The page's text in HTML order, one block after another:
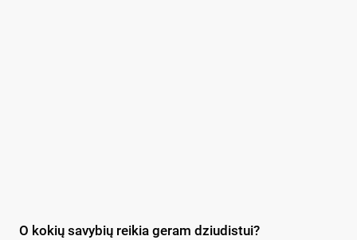
O kokių savybių reikia geram dziudistui?